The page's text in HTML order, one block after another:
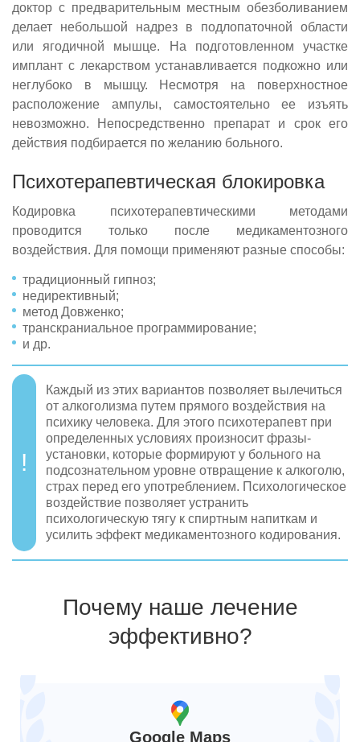
доктор с предварительным местным обезболиванием
делает небольшой надрез в подлопаточной области
или ягодичной мышце. На подготовленном участке
имплант с лекарством устанавливается подкожно или
неглубоко в мышцу. Несмотря на поверхностное
расположение ампулы, самостоятельно ее изъять
невозможно. Непосредственно препарат и срок его
действия подбирается по желанию больного.
Психотерапевтическая блокировка
Кодировка психотерапевтическими методами
проводится только после медикаментозного
воздействия. Для помощи применяют разные способы:
традиционный гипноз;
недирективный;
метод Довженко;
транскраниальное программирование;
и др.
Каждый из этих вариантов позволяет вылечиться
от алкоголизма путем прямого воздействия на
психику человека. Для этого психотерапевт при
определенных условиях произносит фразы-
установки, которые формируют у больного на
подсознательном уровне отвращение к алкоголю,
страх перед его употреблением. Психологическое
воздействие позволяет устранить
психологическую тягу к спиртным напиткам и
усилить эффект медикаментозного кодирования.
Почему наше лечение
эффективно?
Google Maps